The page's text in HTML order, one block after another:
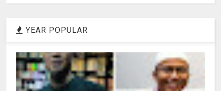
YEAR POPULAR